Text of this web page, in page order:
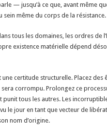
— jusqu’à ce que, avant même
sein même du corps de la résistance.
tous les domaines, les ordres de
existence matérielle dépend
certitude structurelle. Placez
corrompu. Prolongez ce
tous les autres. Les
le jour en tant que vecteur de
nom d’origine.